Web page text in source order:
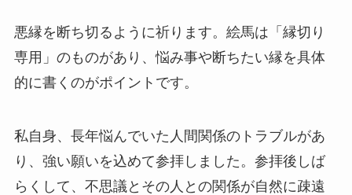
悪縁を断ち切るように祈ります。絵馬は「縁切り
専用」のものがあり、悩み事や断ちたい縁を具体
的に書くのがポイントです。
私自身、長年悩んでいた人間関係のトラブルがあ
り、強い願いを込めて参拝しました。参拝後しば
らくして、不思議とその人との関係が自然に疎遠